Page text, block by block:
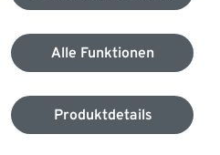
Alle Funktionen
Produktdetails